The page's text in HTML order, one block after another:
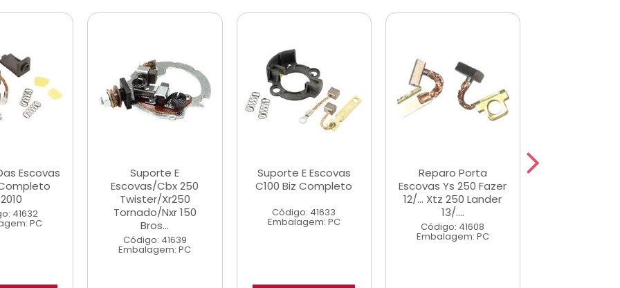
Escovas
41632
PC
Suporte E
Escovas/Cbx 250
Twister/Xr250
Tornado/Nxr 150
Bros...
Código: 41639
Embalagem: PC
Suporte E Escovas
C100 Biz Completo
Código: 41633
Embalagem: PC
Reparo Porta
Escovas Ys 250 Fazer
12/... Xtz 250 Lander
13/....
Código: 41608
Embalagem: PC